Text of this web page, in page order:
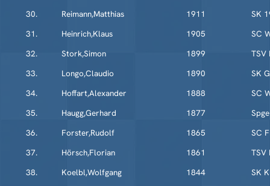
30.
Reimann,Matthias 1911
SK
31.
Heinrich,Klaus 1905
SC
32.
Stork,Simon 1899
TSV
33.
Longo,Claudio 1890
SK
34.
Hoffart,Alexander 1888
SC
35.
Haugg,Gerhard 1877
36.
Forster,Rudolf 1865
SC
37.
Hörsch,Florian 1861
TSV
38.
Koelbl,Wolfgang 1844
SK